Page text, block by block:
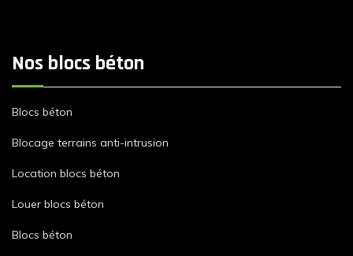
Nos blocs béton
Blocs béton
Blocage terrains anti-intrusion
Location blocs béton
Louer blocs béton
Blocs béton